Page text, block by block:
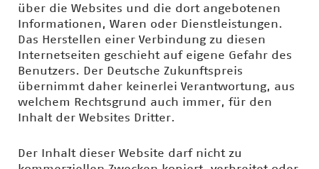
über die Websites und die dort angebotenen
Informationen, Waren oder Dienstleistungen.
Das Herstellen einer Verbindung zu diesen
Internetseiten geschieht auf eigene Gefahr des
Benutzers. Der Deutsche Zukunftspreis
übernimmt daher keinerlei Verantwortung, aus
welchem Rechtsgrund auch immer, für den
Inhalt der Websites Dritter.
Der Inhalt dieser Website darf nicht zu